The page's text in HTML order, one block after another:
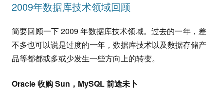
2009年数据库技术领域回顾
简要回顾一下 2009 年数据库技术领域。过去的一年，差
不多也可以说是过度的一年，数据库技术以及数据存储产
品等都都或多或少发生一些方向上的转变。
Oracle 收购 Sun，MySQL 前途未卜